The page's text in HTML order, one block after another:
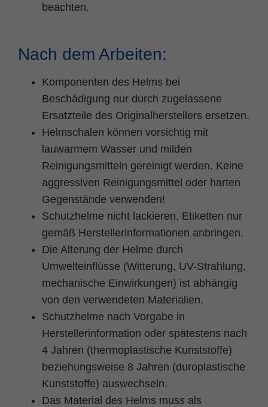
beachten.
Nach dem Arbeiten:
Komponenten des Helms bei
Beschädigung nur durch zugelassene
Ersatzteile des Originalherstellers ersetzen.
Helmschalen können vorsichtig mit
lauwarmem Wasser und milden
Reinigungsmitteln gereinigt werden. Keine
aggressiven Reinigungsmittel oder harten
Gegenstände verwenden!
Schutzhelme nicht lackieren, Etiketten nur
gemäß Herstellerinformationen anbringen.
Die Alterung der Helme durch
Umwelteinflüsse (Witterung, UV-Strahlung,
mechanische Einwirkungen) ist abhängig
von den verwendeten Materialien.
Schutzhelme nach Vorgabe in
Herstellerinformation oder spätestens nach
4 Jahren (thermoplastische Kunststoffe)
beziehungsweise 8 Jahren (duroplastische
Kunststoffe) auswechseln.
Das Material des Helms muss als